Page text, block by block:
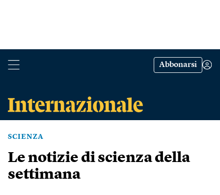
Abbonarsi
SCIENZA
Le notizie di scienza della
settimana